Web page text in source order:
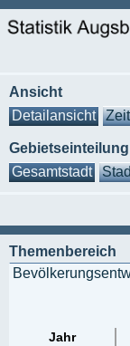
Ansicht
Detailansicht
Gebietseinteilung
Gesamtstadt
Themenbereich
Jahr